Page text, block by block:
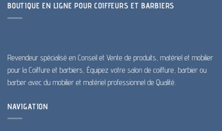
BOUTIQUE EN LIGNE POUR COIFFEURS ET BARBIERS
Revendeur spécialisé en Conseil et Vente de produits, matériel et mobilier
pour la Coiffure et barbiers, Équipez votre salon de coiffure, barbier ou
barber avec du mobilier et matériel professionnel de Qualité.
NAVIGATION